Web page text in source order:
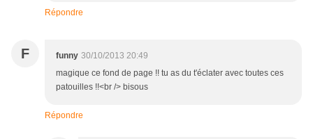
Répondre
F funny 30/10/2013 20:49
magique ce fond de page !! tu as du t'éclater avec toutes ces
patouilles !!<br /> bisous
Répondre